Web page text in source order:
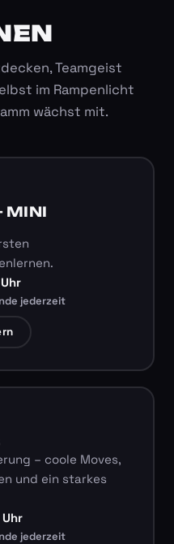
Teamgeist
im Rampenlicht
wächst mit.
MINI
jederzeit
– coole Moves,
und ein starkes
jederzeit